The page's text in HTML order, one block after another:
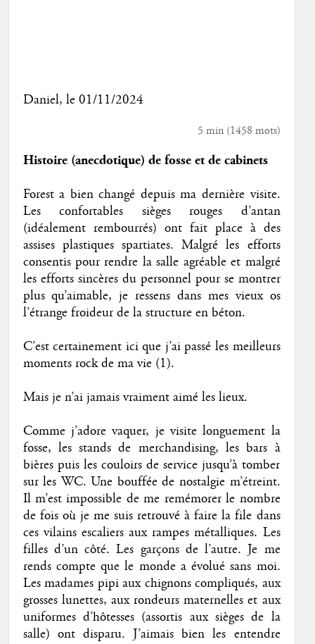
Daniel, le 01/11/2024
5 min(1458 mots)
Histoire (anecdotique) de fosse et de cabinets
Forest a bien changé depuis ma dernière visite.
Les confortables sièges rouges d’antan
(idéalement rembourrés) ont fait place à des
assises plastiques spartiates. Malgré les efforts
consentis pour rendre la salle agréable et malgré
les efforts sincères du personnel pour se montrer
plus qu’aimable, je ressens dans mes vieux os
l’étrange froideur de la structure en béton.
C’est certainement ici que j’ai passé les meilleurs
moments rock de ma vie (1).
Mais je n’ai jamais vraiment aimé les lieux.
Comme j’adore vaquer, je visite longuement la
fosse, les stands de merchandising, les bars à
bières puis les couloirs de service jusqu’à tomber
sur les WC. Une bouffée de nostalgie m’étreint.
Il m’est impossible de me remémorer le nombre
de fois où je me suis retrouvé à faire la file dans
ces vilains escaliers aux rampes métalliques. Les
filles d’un côté. Les garçons de l’autre. Je me
rends compte que le monde a évolué sans moi.
Les madames pipi aux chignons compliqués, aux
grosses lunettes, aux rondeurs maternelles et aux
uniformes d’hôtesses (assortis aux sièges de la
salle) ont disparu. J’aimais bien les entendre